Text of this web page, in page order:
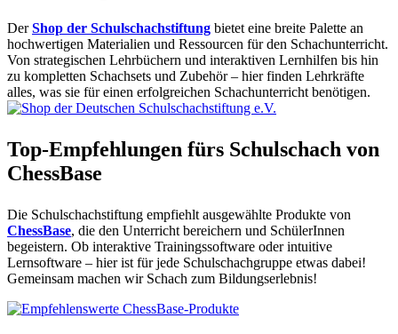
DerShop der Schulschachstiftung bietet eine breite Palette an
hochwertigen Materialien und Ressourcen für den Schachunterricht.
Von strategischen Lehrbüchern und interaktiven Lernhilfen bis hin
zu kompletten Schachsets und Zubehör – hier finden Lehrkräfte
alles, was sie für einen erfolgreichen Schachunterricht benötigen.
Top-Empfehlungen fürs Schulschach von
ChessBase
Die Schulschachstiftung empfiehlt ausgewählte Produkte von
ChessBase, die den Unterricht bereichern und SchülerInnen
begeistern. Ob interaktive Trainingssoftware oder intuitive
Lernsoftware – hier ist für jede Schulschachgruppe etwas dabei!
Gemeinsam machen wir Schach zum Bildungserlebnis!